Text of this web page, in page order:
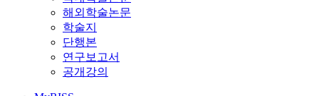
해외학술논문
학술지
단행본
연구보고서
공개강의